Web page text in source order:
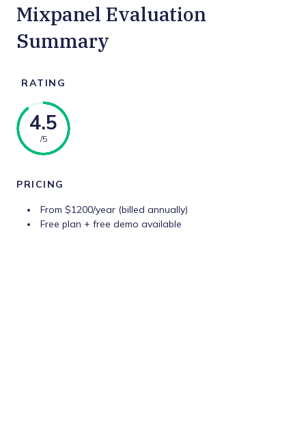
Mixpanel Evaluation
Summary
RATING
4.5
/5
PRICING
From $1200/year (billed annually)
Free plan + free demo available